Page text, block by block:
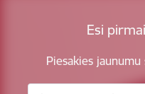
Esi
Piesakies jaunumu